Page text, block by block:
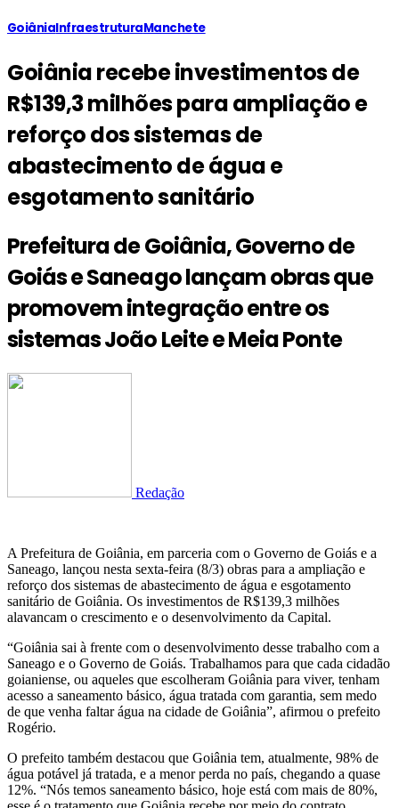
GoiâniaInfraestruturaManchete
Goiânia recebe investimentos de
R$139,3 milhões para ampliação e
reforço dos sistemas de
abastecimento de água e
esgotamento sanitário
Prefeitura de Goiânia, Governo de
Goiás e Saneago lançam obras que
promovem integração entre os
sistemas João Leite e Meia Ponte
Redação
A Prefeitura de Goiânia, em parceria com o Governo de Goiás e a
Saneago, lançou nesta sexta-feira (8/3) obras para a ampliação e
reforço dos sistemas de abastecimento de água e esgotamento
sanitário de Goiânia. Os investimentos de R$139,3 milhões
alavancam o crescimento e o desenvolvimento da Capital.
“Goiânia sai à frente com o desenvolvimento desse trabalho com a
Saneago e o Governo de Goiás. Trabalhamos para que cada cidadão
goianiense, ou aqueles que escolheram Goiânia para viver, tenham
acesso a saneamento básico, água tratada com garantia, sem medo
de que venha faltar água na cidade de Goiânia”, afirmou o prefeito
Rogério.
O prefeito também destacou que Goiânia tem, atualmente, 98% de
água potável já tratada, e a menor perda no país, chegando a quase
12%. “Nós temos saneamento básico, hoje está com mais de 80%,